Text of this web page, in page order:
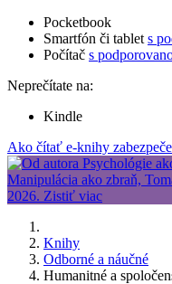
Pocketbook
Smartfón či tablet s
Počítač s
Neprečítate na:
Kindle
Ako čítať e-knihy
Knihy
Odborné a náučné
Humanitné a